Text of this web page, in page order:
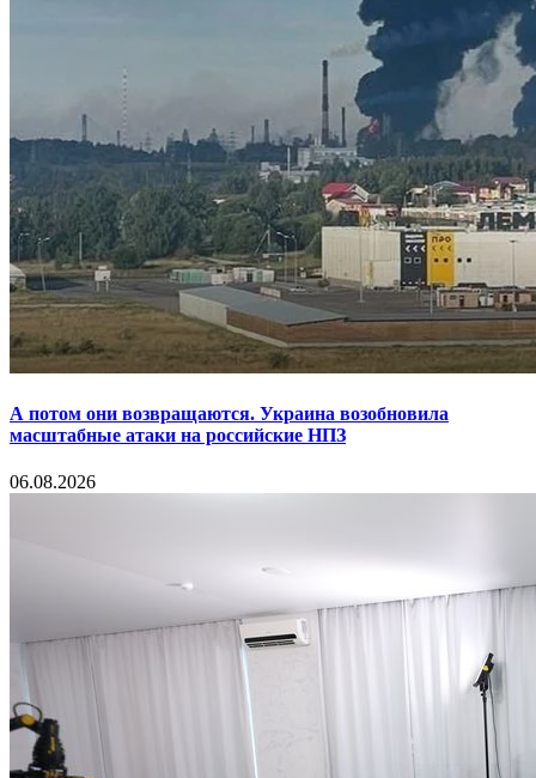
А потом они возвращаются. Украина возобновила
масштабные атаки на российские НПЗ
06.08.2026